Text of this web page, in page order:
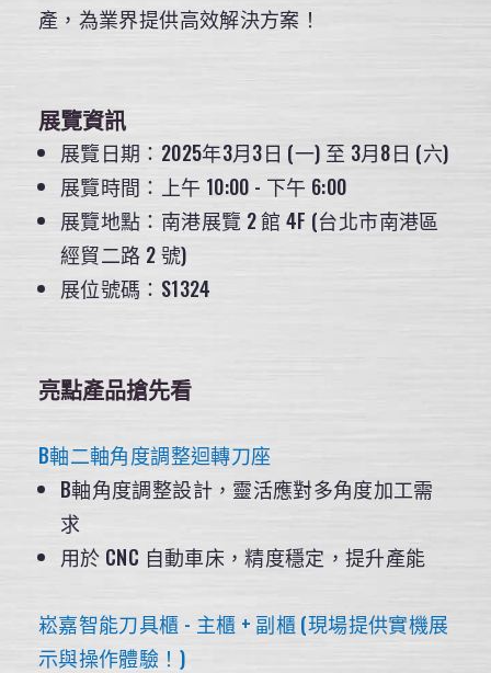
產，為業界提供高效解決方案！
展覽資訊
展覽日期：2025年3月3日 (一) 至 3月8日 (六)
展覽時間：上午 10:00 - 下午 6:00
展覽地點：南港展覽 2 館 4F (台北市南港區
經貿二路 2 號)
展位號碼：S1324
亮點產品搶先看
B軸二軸角度調整迴轉刀座
B軸角度調整設計，靈活應對多角度加工需
求
用於 CNC 自動車床，精度穩定，提升產能
崧嘉智能刀具櫃 - 主櫃 + 副櫃 (現場提供實機展
示與操作體驗！)